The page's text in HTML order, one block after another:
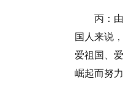
丙：
国人来说
爱祖国、
崛起而努力